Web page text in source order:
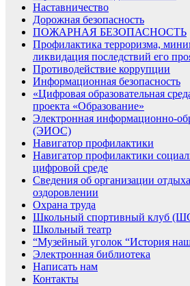
Наставничество
Дорожная безопасность
ПОЖАРНАЯ БЕЗОПАСНОСТЬ
Профилактика терроризма,
ликвидация последствий его
Противодействие коррупции
Информационная безопасность
«Цифровая образовательная
проекта «Образование»
Электронная информационно-
(ЭИОС)
Навигатор профилактики
Навигатор профилактики
цифровой среде
Сведения об организации
оздоровлении
Охрана труда
Школьный спортивный клуб
Школьный театр
“Музейный уголок “История
Электронная библиотека
Написать нам
Контакты